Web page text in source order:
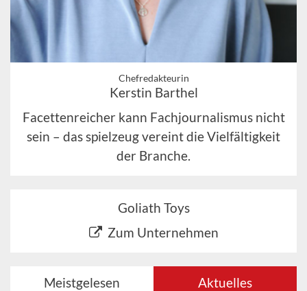
Chefredakteurin
Kerstin Barthel
Facettenreicher kann Fachjournalismus nicht
sein – das spielzeug vereint die Vielfältigkeit
der Branche.
Goliath Toys
Zum Unternehmen
Meistgelesen Aktuelles